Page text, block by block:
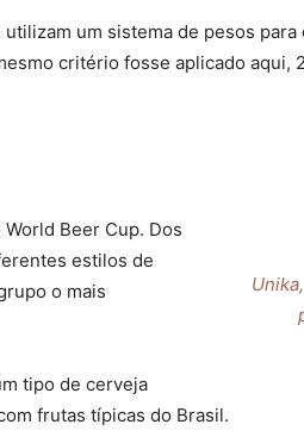
um sistema de pesos
critério fosse aplicado
Beer Cup. Dos
estilos de
o mais
tipo de cerveja
frutas típicas do Brasil.